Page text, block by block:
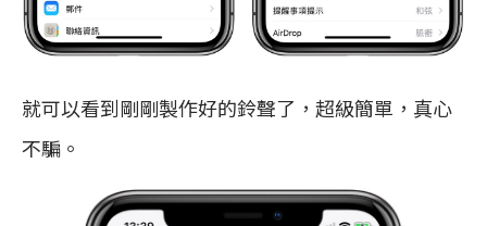
就可以看到剛剛製作好的鈴聲了，超級簡單，真心
不騙。